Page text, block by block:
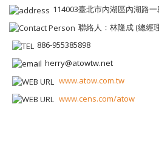
114003臺北市內湖區內湖路
聯絡人：林隆成 (總經
886-955385898
herry@atowtw.net
www.atow.com.tw
www.cens.com/atow